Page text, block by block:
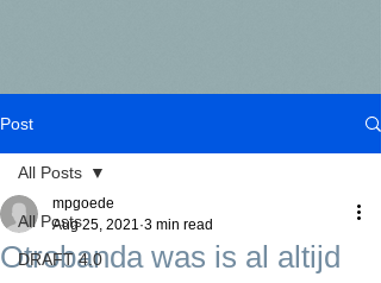
Post
All Posts
DRAFT 4.0
All Posts
Otrobanda was is al altijd
mpgoede
Aug 25, 2021 3 min read